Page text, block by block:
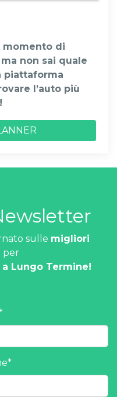
momento di
non sai quale
piattaforma
l’auto più
sulle migliori
per
Lungo Termine!
*